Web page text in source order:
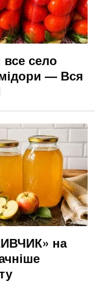
село
— Вся
на